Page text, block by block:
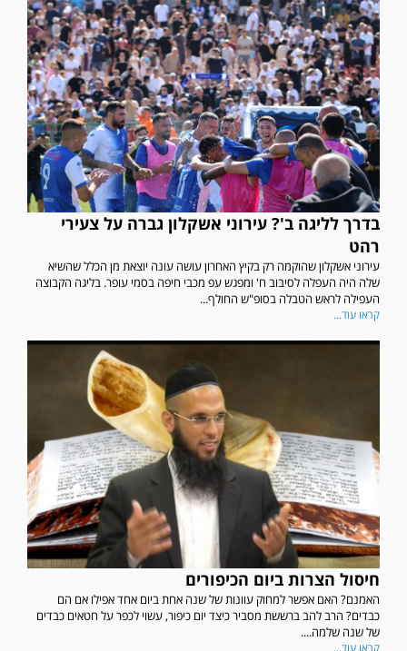
בדרך לליגה ב'? עירוני אשקלון גברה על צעירי
רהט
עירוני אשקלון שהוקמה רק בקיץ האחרון עושה עונה יוצאת מן הכלל שהשיא
שלה היה העפלה לסיבוב ח' ומפגש עפ מכבי חיפה בסמי עופר. בליגה הקבוצה
העפילה לראש הטבלה בסופ"ש החולף...
קראו עוד...
חיסול הצרות ביום הכיפורים
האמנם? האם אפשר למחוק עוונות של שנה אחת ביום אחד אפילו אם הם
כבדים? הרב להב ברששת מסביר כיצד יום כיפור, עשוי לכפר על חטאים כבדים
של שנה שלמה....